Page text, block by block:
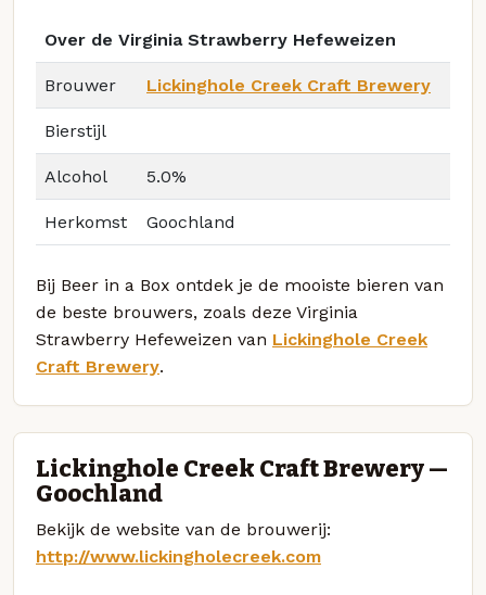
Over de Virginia Strawberry Hefeweizen
Brouwer Lickinghole Creek Craft Brewery
Bierstijl
Alcohol 5.0%
Herkomst Goochland
Bij Beer in a Box ontdek je de mooiste bieren van
de beste brouwers, zoals deze Virginia
Strawberry Hefeweizen van Lickinghole Creek
Craft Brewery.
Lickinghole Creek Craft Brewery —
Goochland
Bekijk de website van de brouwerij:
http://www.lickingholecreek.com